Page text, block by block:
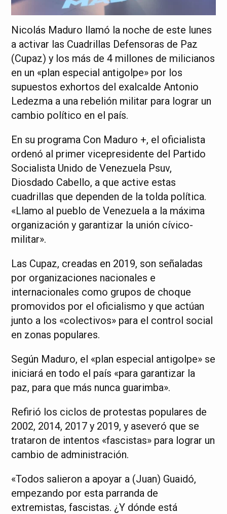
Nicolás Maduro llamó la noche de este lunes
a activar las Cuadrillas Defensoras de Paz
(Cupaz) y los más de 4 millones de milicianos
en un «plan especial antigolpe» por los
supuestos exhortos del exalcalde Antonio
Ledezma a una rebelión militar para lograr un
cambio político en el país.
En su programa Con Maduro +, el oficialista
ordenó al primer vicepresidente del Partido
Socialista Unido de Venezuela Psuv,
Diosdado Cabello, a que active estas
cuadrillas que dependen de la tolda política.
«Llamo al pueblo de Venezuela a la máxima
organización y garantizar la unión cívico-
militar».
Las Cupaz, creadas en 2019, son señaladas
por organizaciones nacionales e
internacionales como grupos de choque
promovidos por el oficialismo y que actúan
junto a los «colectivos» para el control social
en zonas populares.
Según Maduro, el «plan especial antigolpe» se
iniciará en todo el país «para garantizar la
paz, para que más nunca guarimba».
Refirió los ciclos de protestas populares de
2002, 2014, 2017 y 2019, y aseveró que se
trataron de intentos «fascistas» para lograr un
cambio de administración.
«Todos salieron a apoyar a (Juan) Guaidó,
empezando por esta parranda de
extremistas, fascistas. ¿Y dónde está